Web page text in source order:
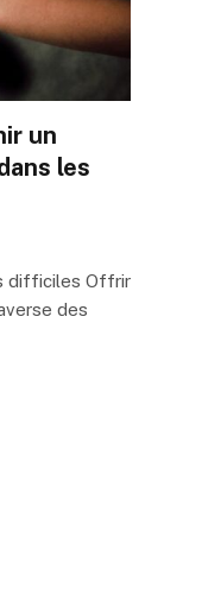
un
les
difficiles Offrir
des